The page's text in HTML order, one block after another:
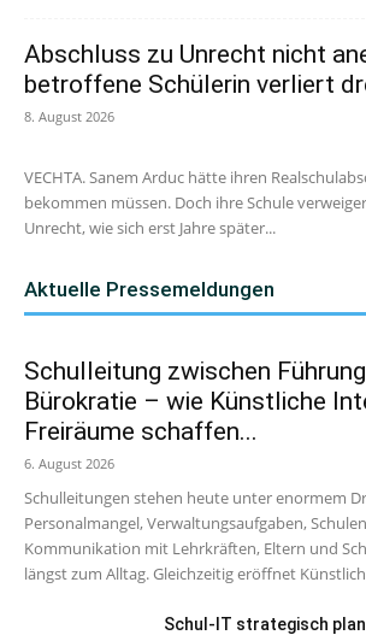
Abschluss zu Unrecht nicht
betroffene Schülerin verliert
8. August 2026
VECHTA. Sanem Arduc hätte ihren
bekommen müssen. Doch ihre Schule
Unrecht, wie sich erst Jahre später...
Aktuelle Pressemeldungen
Schulleitung zwischen
Bürokratie – wie Künstliche
Freiräume schaffen...
6. August 2026
Schulleitungen stehen heute unter enormem
Personalmangel, Verwaltungsaufgaben,
Kommunikation mit Lehrkräften, Eltern und
längst zum Alltag. Gleichzeitig eröffnet
Schul-IT strategisch